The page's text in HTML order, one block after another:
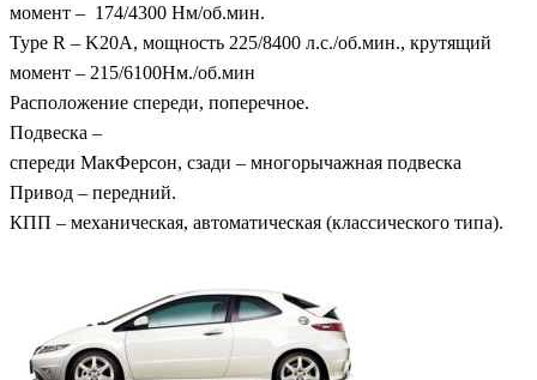
момент – 174/4300 Нм/об.мин.
Type R – K20A, мощность 225/8400 л.с./об.мин., крутящий
момент – 215/6100Нм./об.мин
Расположение спереди, поперечное.
Подвеска –
спереди МакФерсон, сзади – многорычажная подвеска
Привод – передний.
КПП – механическая, автоматическая (классического типа).